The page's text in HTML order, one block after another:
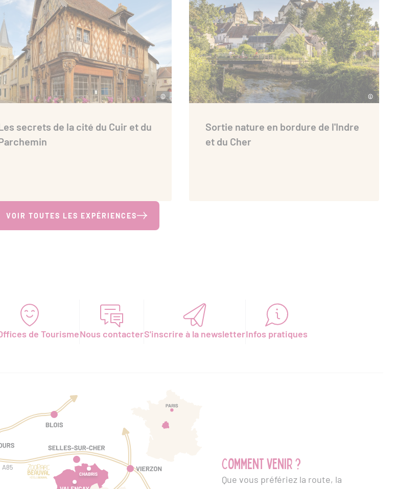
secrets de la cité du Cuir et du
©
Sortie nature en bordure de l'Indre
et du Cher
©
VOIR TOUTES LES EXPÉRIENCES
de TourismeNous contacterS'inscrire à la newsletterInfos pratiques
Comment venir ?
Que vous préfériez la route, la